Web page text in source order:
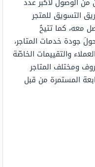
التسويق للمتجر
معه، كما تتيحُ
جودة خدمات المتاجر،
والتقييمات الخاصّة
ومختلف المتاجر
المستمرة من قبل